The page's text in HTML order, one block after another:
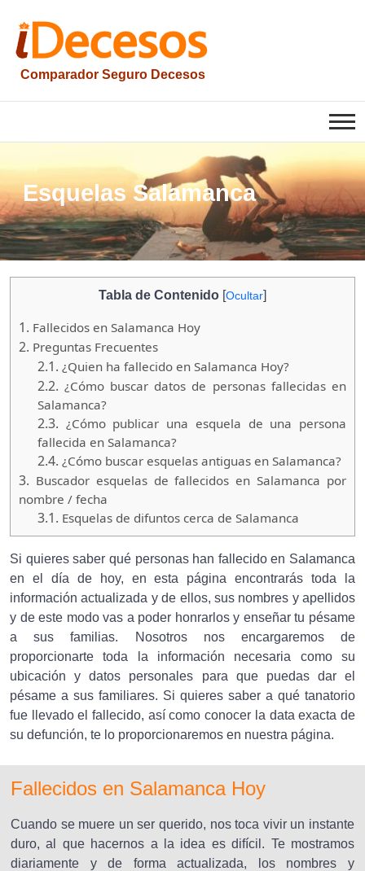
contenido
Comparador Seguro Decesos
iesquelas
Esquelas Salamanca
Tabla de Contenido [Ocultar]
1. Fallecidos en Salamanca Hoy
2. Preguntas Frecuentes
2.1. ¿Quien ha fallecido en Salamanca Hoy?
2.2. ¿Cómo buscar datos de personas fallecidas en
Salamanca?
2.3. ¿Cómo publicar una esquela de una persona
fallecida en Salamanca?
2.4. ¿Cómo buscar esquelas antiguas en Salamanca?
3. Buscador esquelas de fallecidos en Salamanca por
nombre / fecha
3.1. Esquelas de difuntos cerca de Salamanca
Si quieres saber qué personas han fallecido en Salamanca
en el día de hoy, en esta página encontrarás toda la
información actualizada y de ellos, sus nombres y apellidos
y de este modo vas a poder honrarlos y enseñar tu pésame
a sus familias. Nosotros nos encargaremos de
proporcionarte toda la información necesaria como su
ubicación y datos personales para que puedas dar el
pésame a sus familiares. Si quieres saber a qué tanatorio
fue llevado el fallecido, así como conocer la data exacta de
su defunción, te lo proporcionaremos en nuestra página.
Fallecidos en Salamanca Hoy
Cuando se muere un ser querido, nos toca vivir un instante
duro, al que hacernos a la idea es difícil. Te mostramos
diariamente y de forma actualizada, los nombres y